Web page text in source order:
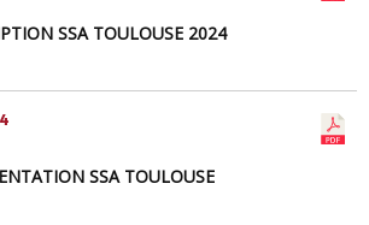
SSA TOULOUSE 2024
SSA TOULOUSE